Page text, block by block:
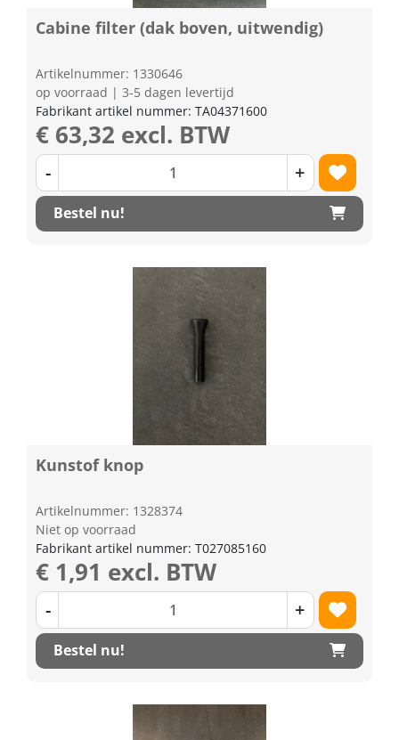
Cabine filter (dak boven, uitwendig)
Artikelnummer: 1330646
op voorraad | 3-5 dagen levertijd
Fabrikant artikel nummer: TA04371600
€ 63,32 excl. BTW
- +
Bestel nu!
Kunstof knop
Artikelnummer: 1328374
Niet op voorraad
Fabrikant artikel nummer: T027085160
€ 1,91 excl. BTW
- +
Bestel nu!